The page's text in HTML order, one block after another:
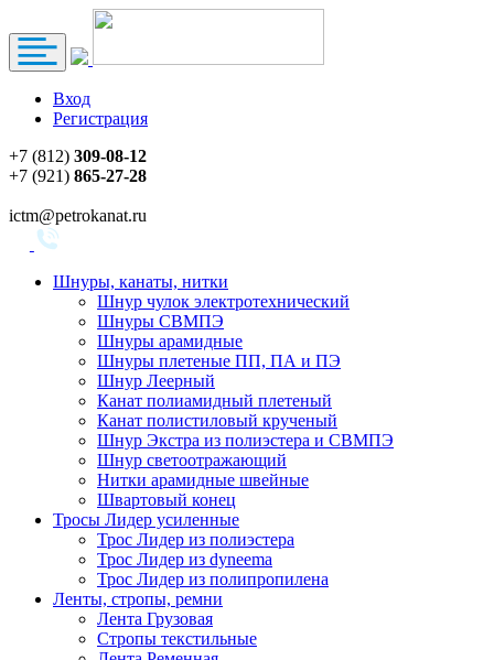
Вход
Регистрация
+7 (812) 309-08-12
+7 (921) 865-27-28
ictm@petrokanat.ru
Шнуры, канаты, нитки
Шнур чулок электротехнический
Шнуры СВМПЭ
Шнуры арамидные
Шнуры плетеные ПП, ПА и ПЭ
Шнур Леерный
Канат полиамидный плетеный
Канат полистиловый крученый
Шнур Экстра из полиэстера и СВМПЭ
Шнур светоотражающий
Нитки арамидные швейные
Швартовый конец
Тросы Лидер усиленные
Трос Лидер из полиэстера
Трос Лидер из dyneema
Трос Лидер из полипропилена
Ленты, стропы, ремни
Лента Грузовая
Стропы текстильные